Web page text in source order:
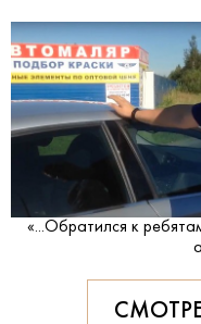
«...Обратился к